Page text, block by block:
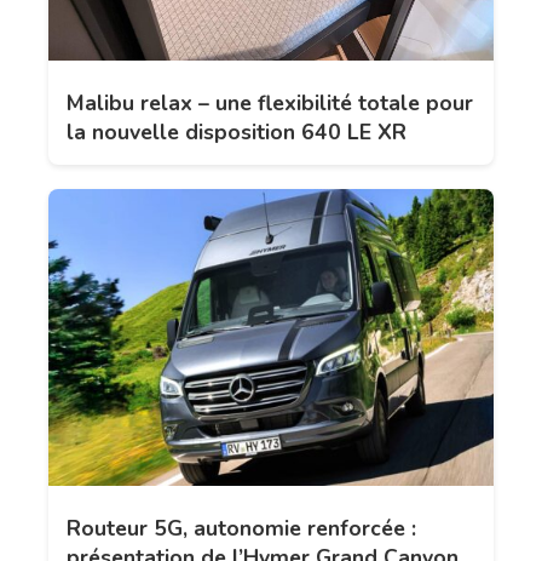
Malibu relax – une flexibilité totale pour
la nouvelle disposition 640 LE XR
Routeur 5G, autonomie renforcée :